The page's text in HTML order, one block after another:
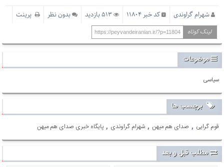
شهرام گراوندی کد خبر 11804 513 بازدید بدون نظر پرینت
لینک کوتاه https://peyvandeiranian.ir/?p=11804
موضوعات
سیاسی
برچسب ها
پایگاه خبری صدای هم میهن , شهرام گراوندی , صدای هم میهن , قوم گرایی
مطلب قبل و بعد